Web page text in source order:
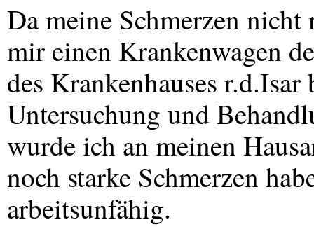
Da meine Schmerzen
mir einen Krankenwagen
des Krankenhauses
Untersuchung und
wurde ich an meinen
noch starke Schmerzen
arbeitsunfähig.